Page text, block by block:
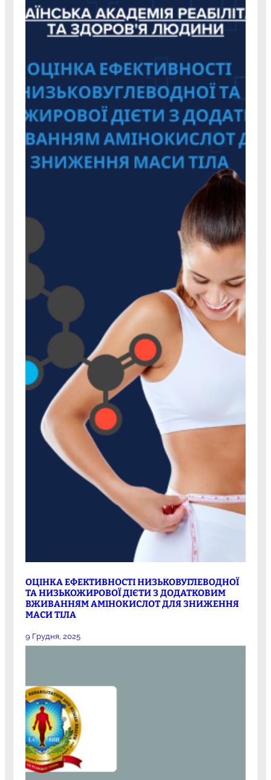
ОЦІНКА ЕФЕКТИВНОСТІ НИЗЬКОВУГЛЕВОДНОЇ
ТА НИЗЬКОЖИРОВОЇ ДІЄТИ З ДОДАТКОВИМ
ВЖИВАННЯМ АМІНОКИСЛОТ ДЛЯ ЗНИЖЕННЯ
МАСИ ТІЛА
9 Грудня, 2025